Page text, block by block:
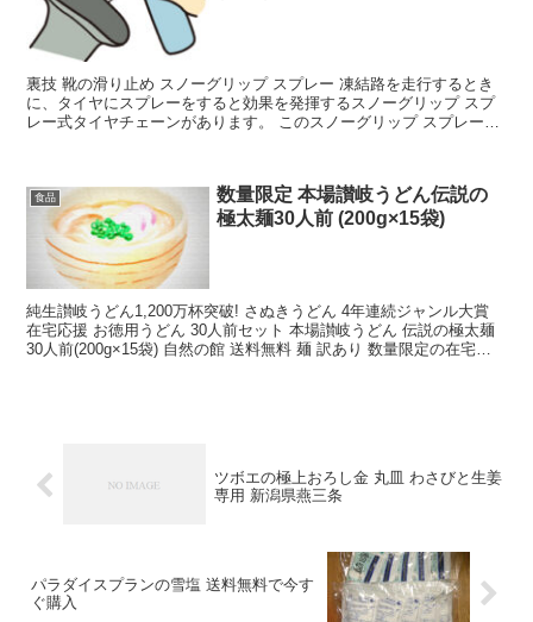
裏技 靴の滑り止め スノーグリップ スプレー 凍結路を走行するとき
に、タイヤにスプレーをすると効果を発揮するスノーグリップ スプ
レー式タイヤチェーンがあります。 このスノーグリップ スプレー式
食品
数量限定 本場讃岐うどん伝説の
極太麺30人前 (200g×15袋)
純生讃岐うどん1,200万杯突破! さぬきうどん 4年連続ジャンル大賞
在宅応援 お徳用うどん 30人前セット 本場讃岐うどん 伝説の極太麺
30人前(200g×15袋) 自然の館 送料無料 麺 訳あり 数量限定の在宅応
ツボエの極上おろし金 丸皿 わさびと生姜
専用 新潟県燕三条
パラダイスプランの雪塩 送料無料で今す
ぐ購入